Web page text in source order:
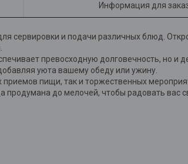
Информация для
сервировки и подачи различных блюд.
превосходную долговечность, но и
уюта вашему обеду или ужину.
пищи, так и торжественных
до мелочей, чтобы радовать вас